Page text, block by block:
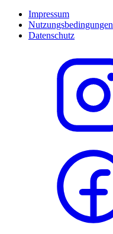
Impressum
Nutzungsbedingungen
Datenschutz